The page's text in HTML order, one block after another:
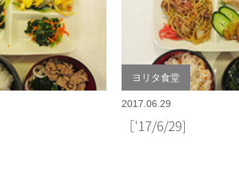
ヨリタ食堂
2017.06.29
［'17/6/29]